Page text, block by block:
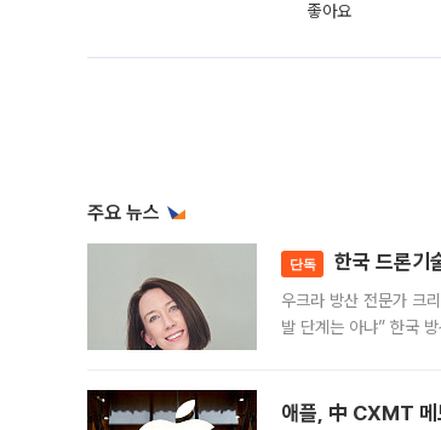
좋아요
주요 뉴스
단독 한국 드론기
우크라 방산 전문가 크
발 단계는 아냐” 한국
애플, 中 CXMT 메